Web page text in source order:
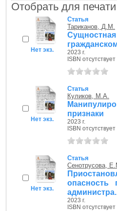
Отобрать для
Нет экз.
Статья
Тариканов, Д.М.
2023 г.
ISBN отсутствует
Нет экз.
Статья
Куликов, М.А.
признаки
2023 г.
ISBN отсутствует
Нет экз.
Статья
Сенотрусова,
опасность
2023 г.
ISBN отсутствует